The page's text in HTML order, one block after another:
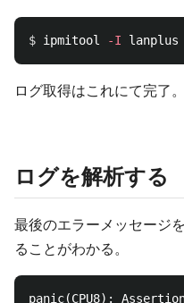
$ ipmitool -I lanplus
ログ取得はこれにて完了。
ログを解析する
最後のエラーメッセージ
ることがわかる。